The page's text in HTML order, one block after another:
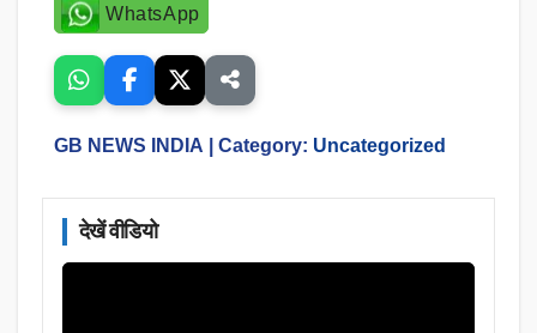
WhatsApp
GB NEWS INDIA | Category: Uncategorized
देखें वीडियो